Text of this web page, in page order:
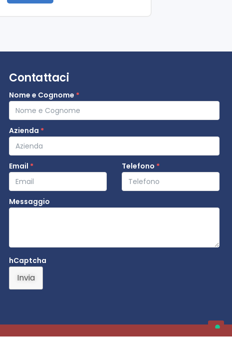
Contattaci
Nome e Cognome *
Azienda *
Email * Telefono *
Messaggio
hCaptcha
Invia